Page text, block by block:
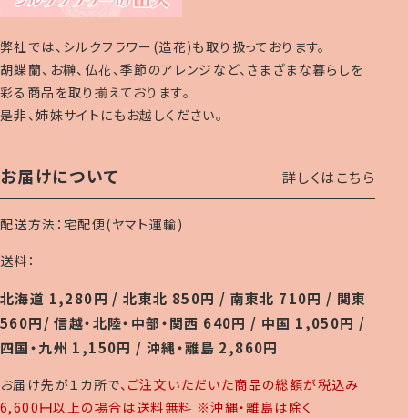
弊社では、シルクフラワー(造花)も取り扱っております。
胡蝶蘭、お榊、仏花、季節のアレンジなど、さまざまな暮らしを
彩る商品を取り揃えております。
是非、姉妹サイトにもお越しください。
お届けについて 詳しくはこちら
配送方法：宅配便(ヤマト運輸)
送料：
北海道 1,280円 / 北東北 850円 / 南東北 710円 / 関東
560円/ 信越・北陸・中部・関西 640円 / 中国 1,050円 /
四国・九州 1,150円 / 沖縄・離島 2,860円
お届け先が１カ所で、ご注文いただいた商品の総額が税込み
6,600円以上の場合は送料無料 ※沖縄・離島は除く